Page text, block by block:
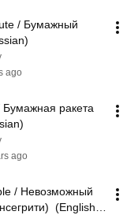
/ Бумажный
ago
ракета
ago
/ Невозможный
(English /